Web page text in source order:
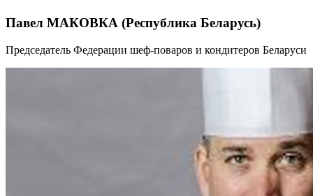
Павел МАКОВКА (Республика Беларусь)
Председатель Федерации шеф-поваров и кондитеров Беларуси